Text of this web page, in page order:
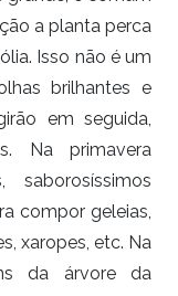
a planta perca
Isso não é um
brilhantes e
em seguida,
Na primavera
compor geleias,
xaropes, etc. Na
da árvore da